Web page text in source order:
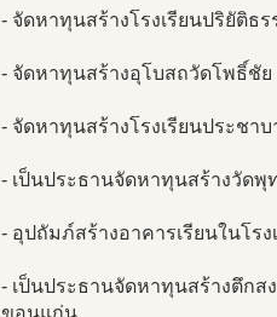
- จัดหาทุนสร้างโรงเรียนปริยัติธ
- จัดหาทุนสร้างอุโบสถวัดโพธิ์ชั
- จัดหาทุนสร้างโรงเรียนประชา
- เป็นประธานจัดหาทุนสร้างวัดพุ
- อุปถัมภ์สร้างอาคารเรียนในโร
- เป็นประธานจัดหาทุนสร้างตึกส
ขอนแก่น